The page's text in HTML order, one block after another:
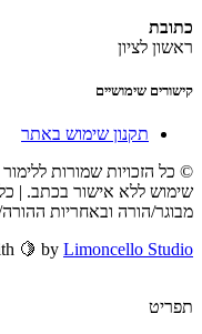
כתובת
ראשון לציון
קישורים שימושיים
תקנון שימוש באתר
© כל הזכויות שמורות
שימוש ללא אישור בכתב. |
מבוגר/הורה ובאחריות
🍋 by Limoncello Studio
תפריט